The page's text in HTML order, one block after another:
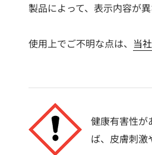
製品によって、表示内容が
使用上でご不明な点は、 当
健康有害性が
ば、皮膚刺激